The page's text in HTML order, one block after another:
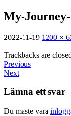
My-
2022-11-19 1200 ×
Trackbacks are
Previous
Next
Lämna ett svar
Du måste vara